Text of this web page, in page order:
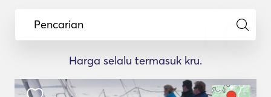
Pencarian
Harga selalu termasuk kru.